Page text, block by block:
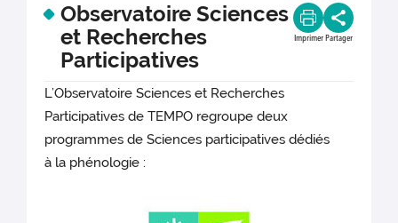
Observatoire Sciences
et Recherches
Participatives
Imprimer Partager
L’Observatoire Sciences et Recherches
Participatives de TEMPO regroupe deux
programmes de Sciences participatives dédiés
à la phénologie :